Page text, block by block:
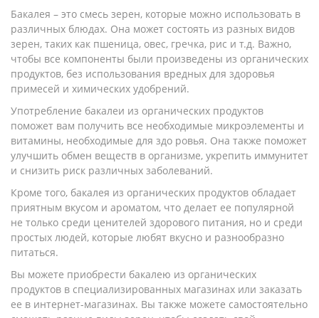
Бакалея – это смесь зерен, которые можно использовать в
различных блюдах. Она может состоять из разных видов
зерен, таких как пшеница, овес, гречка, рис и т.д. Важно,
чтобы все компоненты были произведены из органических
продуктов, без использования вредных для здоровья
примесей и химических удобрений.
Употребление бакалеи из органических продуктов
поможет вам получить все необходимые микроэлементы и
витамины, необходимые для здо ровья. Она также поможет
улучшить обмен веществ в организме, укрепить иммунитет
и снизить риск различных заболеваний.
Кроме того, бакалея из органических продуктов обладает
приятным вкусом и ароматом, что делает ее популярной
не только среди ценителей здорового питания, но и среди
простых людей, которые любят вкусно и разнообразно
питаться.
Вы можете приобрести бакалею из органических
продуктов в специализированных магазинах или заказать
ее в интернет-магазинах. Вы также можете самостоятельно